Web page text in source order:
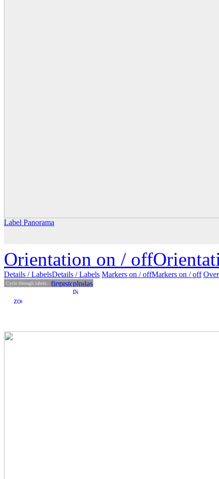
Label Panorama
Orientation on / off
Details / LabelsDetails /Labels Markers on /offMarkers on / off
Cycle through labels: